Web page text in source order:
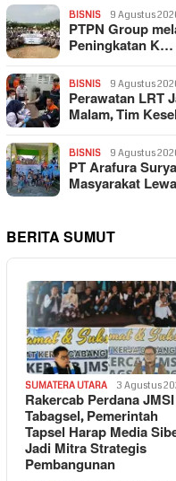
BISNIS 9 Agustus
PTPN Group
Peningkatan K…
BISNIS 9 Agustus
Perawatan LRT
Malam, Tim
BISNIS 9 Agustus
PT Arafura
Masyarakat
BERITA SUMUT
SUMATERA UTARA 3 Agustus
Rakercab Perdana JMSI
Tabagsel, Pemerintah
Tapsel Harap Media
Jadi Mitra Strategis
Pembangunan